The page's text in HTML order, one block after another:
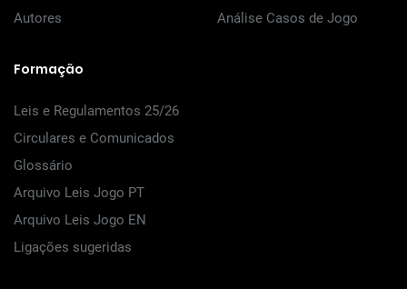
Autores
Análise Casos de Jogo
Formação
Leis e Regulamentos 25/26
Circulares e Comunicados
Glossário
Arquivo Leis Jogo PT
Arquivo Leis Jogo EN
Ligações sugeridas